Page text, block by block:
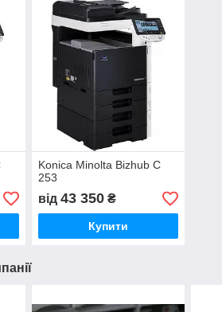
Konica Minolta Bizhub C
253
від 43 350₴
Купити